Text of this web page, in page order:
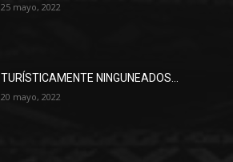
25 mayo, 2022
TURÍSTICAMENTE NINGUNEADOS…
20 mayo, 2022